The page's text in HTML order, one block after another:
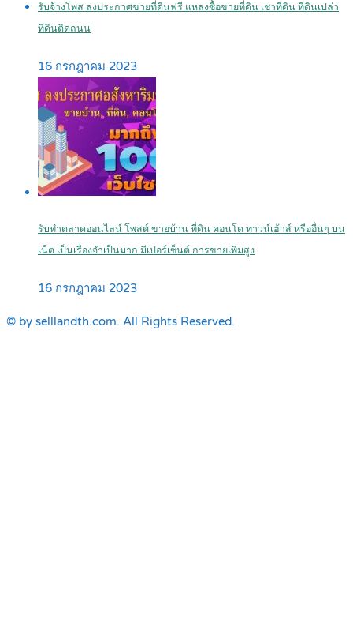
รับจ้างโพส ลงประกาศขายที่ดินฟรี แหล่งซื้อขายที่ดิน เช่าที่ดิน ที่ดินเปล่า
ที่ดินติดถนน
16 กรกฎาคม 2023
รับทำตลาดออนไลน์ โพสต์ ขายบ้าน ที่ดิน คอนโด ทาวน์เฮ้าส์ หรืออื่นๆ บน
เน็ต เป็นเรื่องจำเป็นมาก มีเปอร์เซ็นต์ การขายเพิ่มสูง
16 กรกฎาคม 2023
© by selllandth.com. All Rights Reserved.